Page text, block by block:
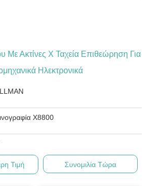
Με Ακτίνες Χ Ταχεία Επιθεώρηση Για
Ηλεκτρονικά
X8800
Τιμή Συνομιλία Τώρα